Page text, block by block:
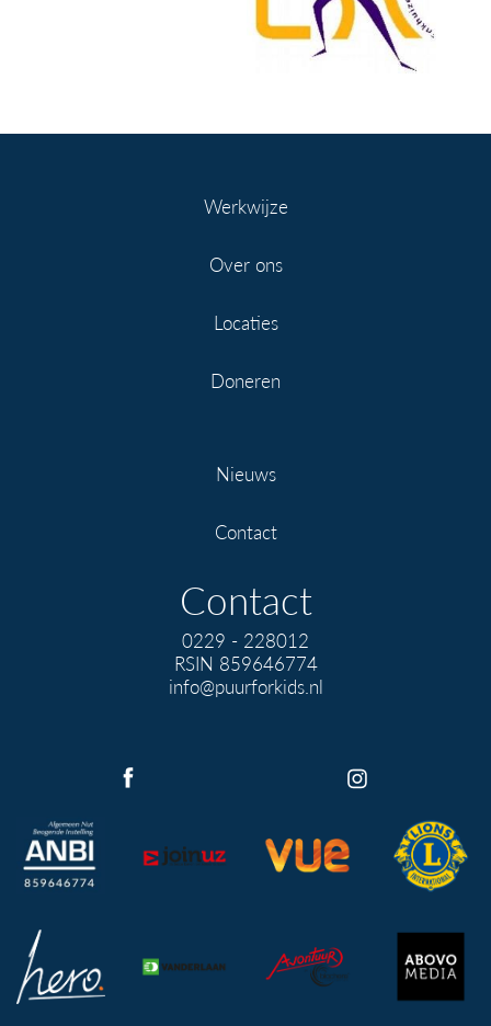
Werkwijze
Over ons
Locaties
Doneren
Nieuws
Contact
Contact
0229 - 228012
RSIN 859646774
info@puurforkids.nl